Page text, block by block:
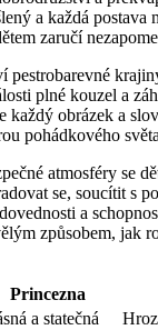
a⁣ každá postava
zaručí
‍pestrobarevné
⁣plné⁣ kouzel a
každý‍ obrázek ⁤a
pohádkového
atmosféry se
se, soucítit s
a⁤
způsobem, jak
Princezna
​a statečná